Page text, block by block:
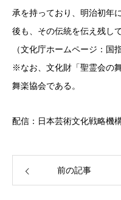
承を持っており、明治初年
後も、その伝統を伝え残し
（文化庁ホームページ：国
※なお、文化財「聖霊会の
舞楽協会である。
配信：日本芸術文化戦略機
前の記事